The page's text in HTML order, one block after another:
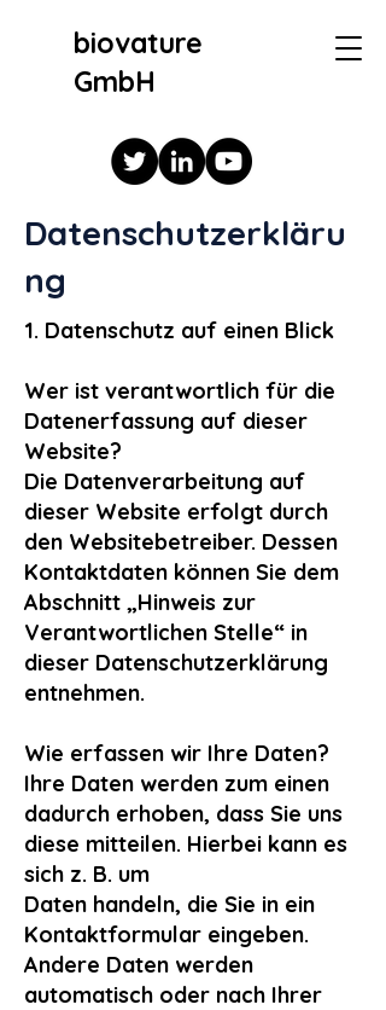
biovature
GmbH
Datenschutzerkläru
ng
1. Datenschutz auf einen Blick
Wer ist verantwortlich für die
Datenerfassung auf dieser
Website?
Die Datenverarbeitung auf
dieser Website erfolgt durch
den Websitebetreiber. Dessen
Kontaktdaten können Sie dem
Abschnitt „Hinweis zur
Verantwortlichen Stelle“ in
dieser Datenschutzerklärung
entnehmen.
Wie erfassen wir Ihre Daten?
Ihre Daten werden zum einen
dadurch erhoben, dass Sie uns
diese mitteilen. Hierbei kann es
sich z. B. um
Daten handeln, die Sie in ein
Kontaktformular eingeben.
Andere Daten werden
automatisch oder nach Ihrer